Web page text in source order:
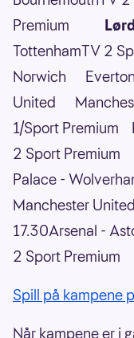
Premium
TottenhamTV 2
Norwich
United
1/Sport Premium
2 Sport
Palace -
Manchester
17.30Arsenal -
2 Sport Premium
Spill på kampene
Når kampene er i